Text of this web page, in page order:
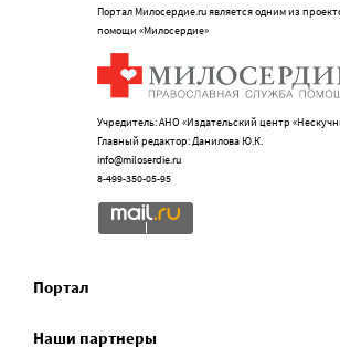
Портал Милосердие.ru является одним из
помощи «Милосердие»
Учредитель: АНО «Издательский центр
Главный редактор: Данилова Ю.К.
info@miloserdie.ru
8-499-350-05-95
Портал
Наши партнеры